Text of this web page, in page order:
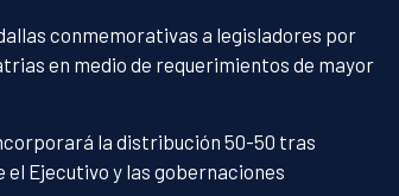
conmemorativas a legisladores por
en medio de requerimientos de mayor
la distribución 50-50 tras
el Ejecutivo y las gobernaciones